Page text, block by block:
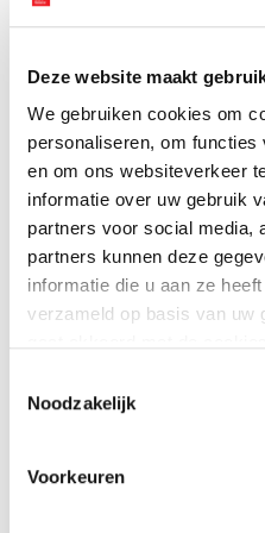
Deze website maakt
We gebruiken cookies om
personaliseren, om
en om ons websiteverkeer
informatie over uw gebruik
partners voor social media,
partners kunnen deze
informatie die u aan ze
verzameld op basis van uw
Noodzakelijk
Voorkeuren
beperkte oplage gedrukt én is
Bronnen: Erfgoedstem en
Publicatiedatum: 27/06/2026
Ontvang de
laatste erfgoednieuws?